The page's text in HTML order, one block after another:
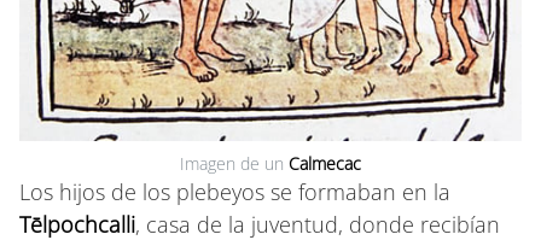
Imagen de un Calmecac
Los hijos de los plebeyos se formaban en la
Tēlpochcalli, casa de la juventud, donde recibían